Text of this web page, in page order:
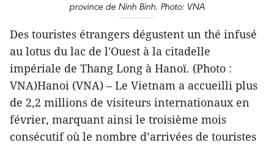
province de Ninh Binh. Photo: VNA
Des touristes étrangers dégustent un thé infusé
au lotus du lac de l'Ouest à la citadelle
impériale de Thang Long à Hanoï. (Photo :
VNA)Hanoi (VNA) – Le Vietnam a accueilli plus
de 2,2 millions de visiteurs internationaux en
février, marquant ainsi le troisième mois
consécutif où le nombre d’arrivées de touristes